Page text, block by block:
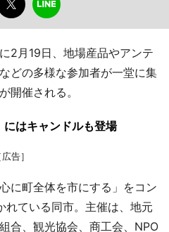
2月19日、地場産品やアンテ
どの多様な参加者が一堂に集
開催される。
はキャンドルも登場
広告］
に町全体を市にする」をコン
れている同市。主催は、地元
合、観光協会、商工会、NPO